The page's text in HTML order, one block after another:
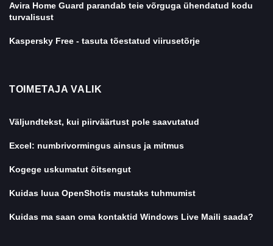
Avira Home Guard parandab teie võrguga ühendatud kodu
turvalisust
Kaspersky Free - tasuta tõestatud viirusetõrje
TOIMETAJA VALIK
Väljundtekst, kui piirväärtust pole saavutatud
Excel: numbrivormingus ainsus ja mitmus
Kogege uskumatut õitsengut
Kuidas luua OpenShotis mustaks tuhmumist
Kuidas ma saan oma kontaktid Windows Live Maili saada?